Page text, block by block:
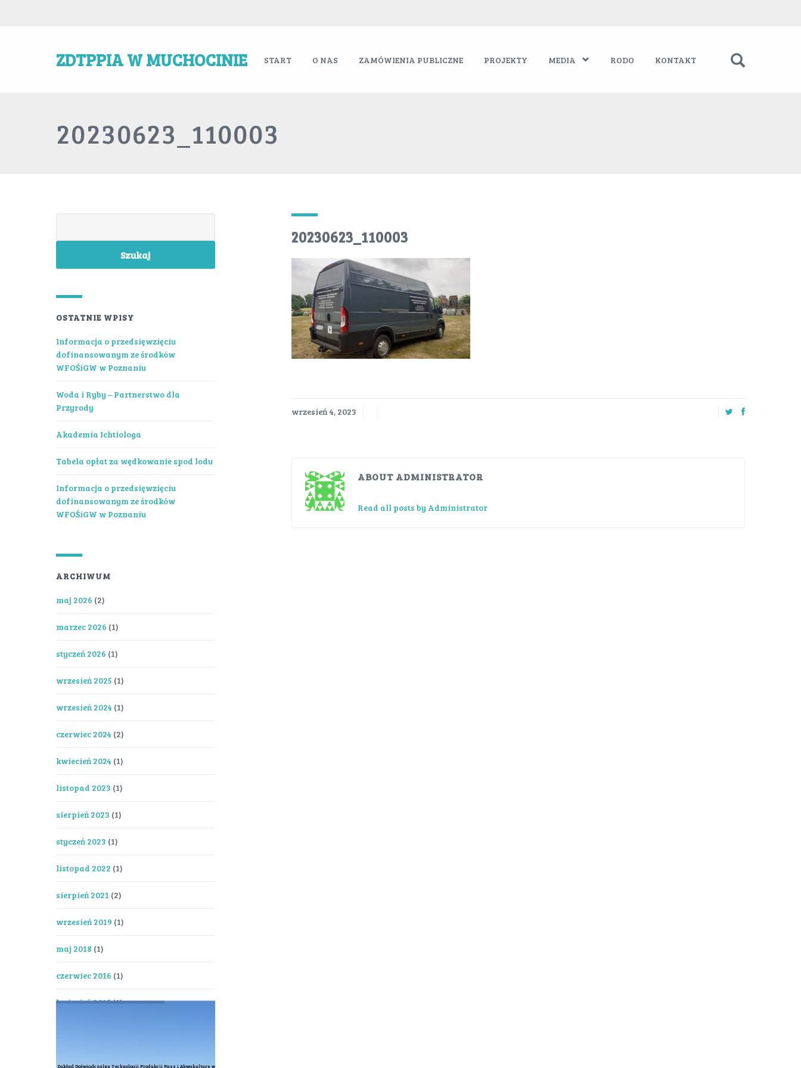
ZDTPPIA W MUCHOCINIE START O NAS ZAMÓWIENIA PUBLICZNE PROJEKTY MEDIA RODO KONTAKT
20230623_110003
20230623_110003
wrzesień 4, 2023
ABOUT ADMINISTRATOR
Read all posts by Administrator
OSTATNIE WPISY
Informacja o przedsięwzięciu
dofinansowanym ze środków
WFOŚiGW w Poznaniu
Woda i Ryby – Partnerstwo dla
Przyrody
Akademia Ichtiologa
Tabela opłat za wędkowanie spod lodu
Informacja o przedsięwzięciu
dofinansowanym ze środków
WFOŚiGW w Poznaniu
ARCHIWUM
maj 2026 (2)
marzec 2026 (1)
styczeń 2026 (1)
wrzesień 2025 (1)
wrzesień 2024 (1)
czerwiec 2024 (2)
kwiecień 2024 (1)
listopad 2023 (1)
sierpień 2023 (1)
styczeń 2023 (1)
listopad 2022 (1)
sierpień 2021 (2)
wrzesień 2019 (1)
maj 2018 (1)
czerwiec 2016 (1)
kwiecień 2015(1)
Zakład Doświadczalny Technologii Produkcji Pasz i Akwakultury w Muchocinie